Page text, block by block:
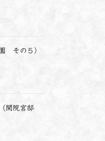
その５）
閑院宮邸